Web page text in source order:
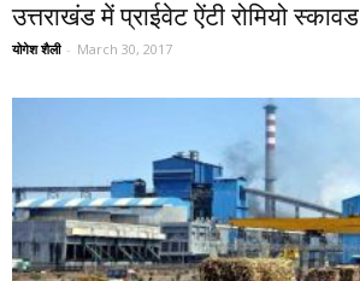
उत्तराखंड में प्राईवेट ऐंटी रोमियो स्कावड
योगेश शैली - March 30, 2017